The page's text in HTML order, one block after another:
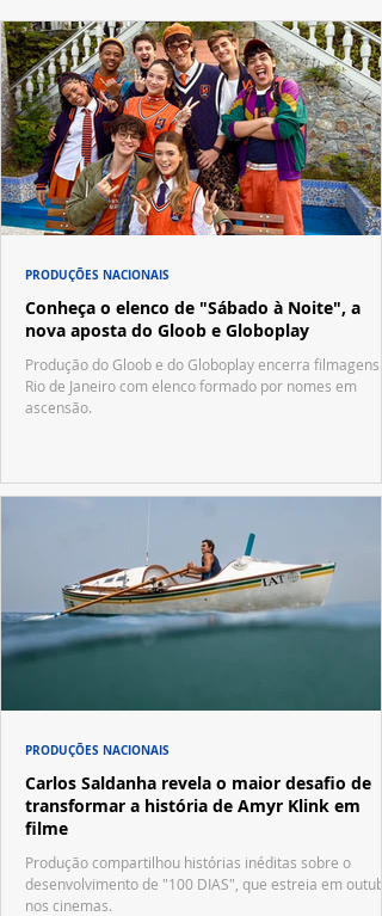
Conheça o elenco de "Sábado à Noite", a
nova aposta do Gloob e Globoplay
Produção do Gloob e do Globoplay encerra filmagens
Rio de Janeiro com elenco formado por nomes em
ascensão.
PRODUÇÕES NACIONAIS
Carlos Saldanha revela o maior desafio de
transformar a história de Amyr Klink em
filme
Produção compartilhou histórias inéditas sobre o
desenvolvimento de "100 DIAS", que estreia em
nos cinemas.
PRODUÇÕES NACIONAIS